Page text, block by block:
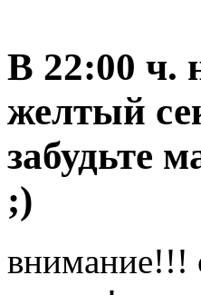
В 22:00 ч.
желтый
забудьте
;)
внимание!!!